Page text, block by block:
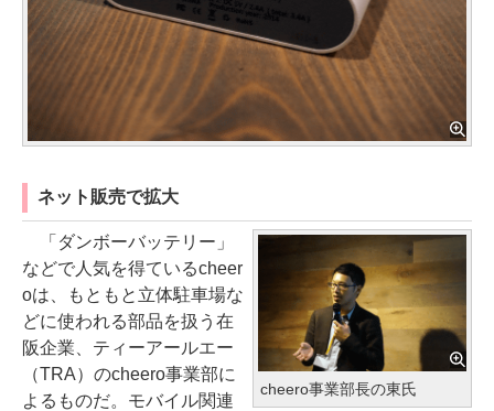
ネット販売で拡大
cheero事業部長の東氏
「ダンボーバッテリー」
などで人気を得ているcheer
oは、もともと立体駐車場な
どに使われる部品を扱う在
阪企業、ティーアールエー
（TRA）のcheero事業部に
よるものだ。モバイル関連